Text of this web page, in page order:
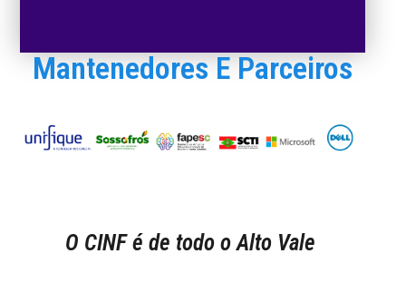
Mantenedores E Parceiros
O CINF é de todo o Alto Vale